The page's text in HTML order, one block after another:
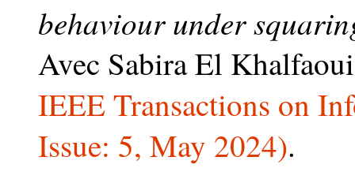
behaviour under
Avec Sabira El
IEEE Transactions on
Issue: 5, May 2024).